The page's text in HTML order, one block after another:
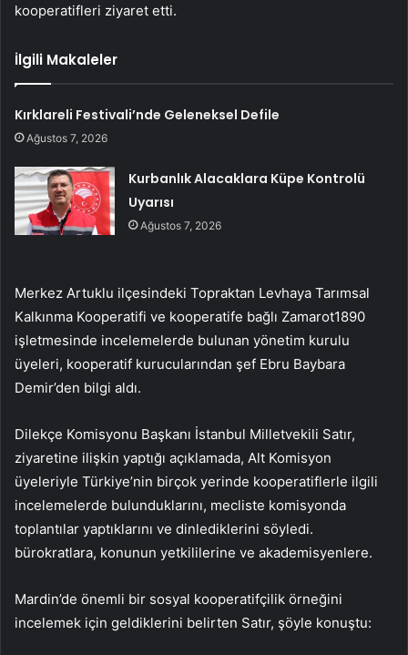
kooperatifleri ziyaret etti.
İlgili Makaleler
Kırklareli Festivali’nde Geleneksel Defile
Ağustos 7, 2026
Kurbanlık Alacaklara Küpe Kontrolü
Uyarısı
Ağustos 7, 2026
Merkez Artuklu ilçesindeki Topraktan Levhaya Tarımsal
Kalkınma Kooperatifi ve kooperatife bağlı Zamarot1890
işletmesinde incelemelerde bulunan yönetim kurulu
üyeleri, kooperatif kurucularından şef Ebru Baybara
Demir’den bilgi aldı.
Dilekçe Komisyonu Başkanı İstanbul Milletvekili Satır,
ziyaretine ilişkin yaptığı açıklamada, Alt Komisyon
üyeleriyle Türkiye’nin birçok yerinde kooperatiflerle ilgili
incelemelerde bulunduklarını, mecliste komisyonda
toplantılar yaptıklarını ve dinlediklerini söyledi.
bürokratlara, konunun yetkililerine ve akademisyenlere.
Mardin’de önemli bir sosyal kooperatifçilik örneğini
incelemek için geldiklerini belirten Satır, şöyle konuştu: